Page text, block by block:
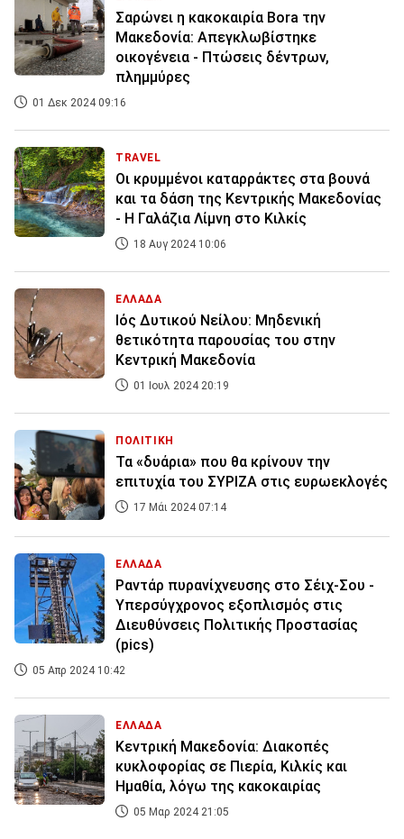
Σαρώνει η κακοκαιρία Bora την
Μακεδονία: Απεγκλωβίστηκε
οικογένεια - Πτώσεις δέντρων,
πλημμύρες
01 Δεκ 2024 09:16
TRAVEL
Οι κρυμμένοι καταρράκτες στα βουνά
και τα δάση της Κεντρικής Μακεδονίας
- Η Γαλάζια Λίμνη στο Κιλκίς
18 Αυγ 2024 10:06
ΕΛΛΑΔΑ
Ιός Δυτικού Νείλου: Μηδενική
θετικότητα παρουσίας του στην
Κεντρική Μακεδονία
01 Ιουλ 2024 20:19
ΠΟΛΙΤΙΚΗ
Τα «δυάρια» που θα κρίνουν την
επιτυχία του ΣΥΡΙΖΑ στις ευρωεκλογές
17 Μάι 2024 07:14
ΕΛΛΑΔΑ
Ραντάρ πυρανίχνευσης στο Σέιχ-Σου -
Υπερσύγχρονος εξοπλισμός στις
Διευθύνσεις Πολιτικής Προστασίας
(pics)
05 Απρ 2024 10:42
ΕΛΛΑΔΑ
Κεντρική Μακεδονία: Διακοπές
κυκλοφορίας σε Πιερία, Κιλκίς και
Ημαθία, λόγω της κακοκαιρίας
05 Μαρ 2024 21:05